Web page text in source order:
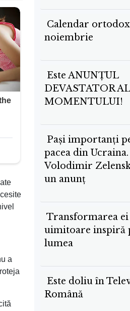
a
Calendar
noiembrie
Este ANUNȚUL
DEVASTATOR AL
MOMENTULUI!
Pași importanți
pacea din Ucraina.
Volodimir
un anunţ
Transformarea ei
uimitoare inspiră
lumea
Este doliu în
Română